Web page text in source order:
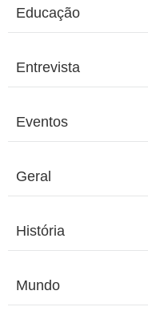
Educação
Entrevista
Eventos
Geral
História
Mundo